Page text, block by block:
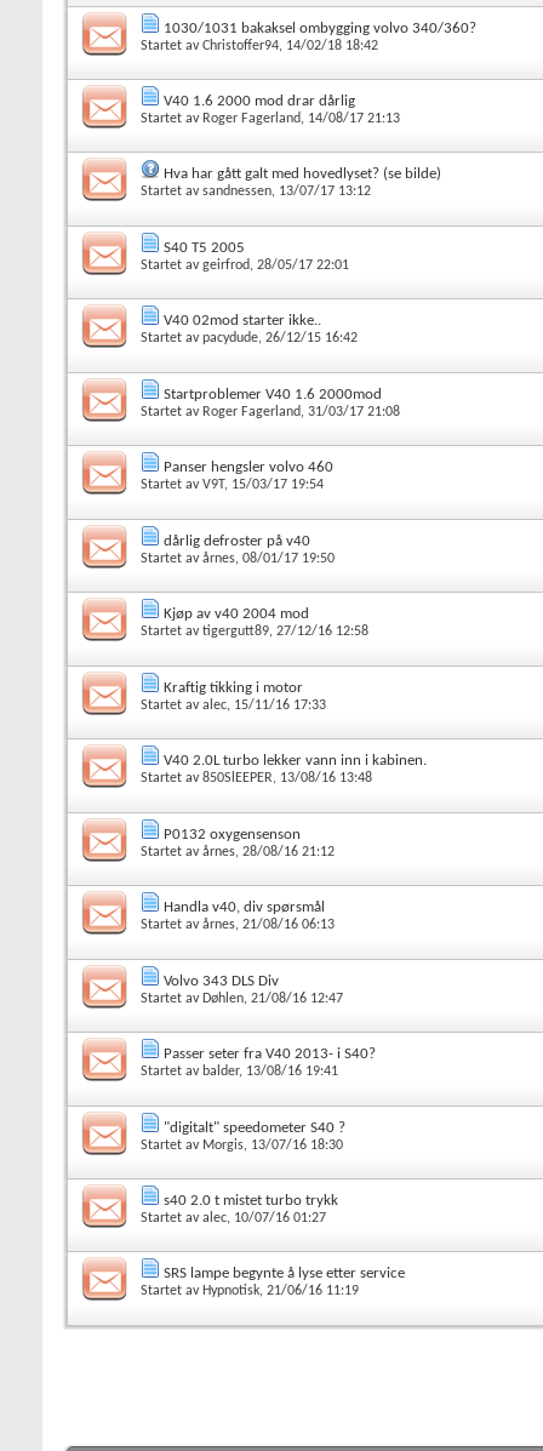
1030/1031 bakaksel ombygging volvo 340/360?
Startet avChristoffer94, 14/02/18 18:42
V40 1.6 2000 mod drar dårlig
Startet av Roger Fagerland, 14/08/17 21:13
Hva har gått galt med hovedlyset? (se bilde)
Startet avsandnessen, 13/07/17 13:12
S40 T5 2005
Startet avgeirfrod, 28/05/17 22:01
V40 02mod starter ikke..
Startet avpacydude, 26/12/15 16:42
Startproblemer V40 1.6 2000mod
Startet av Roger Fagerland, 31/03/17 21:08
Panser hengsler volvo 460
Startet avV9T , 15/03/17 19:54
dårlig defroster på v40
Startet avårnes, 08/01/17 19:50
Kjøp av v40 2004 mod
Startet avtigergutt89, 27/12/16 12:58
Kraftig tikking i motor
Startet avalec, 15/11/16 17:33
V40 2.0L turbo lekker vann inn i kabinen.
Startet av850SlEEPER, 13/08/16 13:48
P0132 oxygensenson
Startet avårnes, 28/08/16 21:12
Handla v40, div spørsmål
Startet avårnes, 21/08/16 06:13
Volvo 343 DLS Div
Startet av Døhlen, 21/08/16 12:47
Passer seter fra V40 2013- i S40?
Startet av balder, 13/08/16 19:41
"digitalt" speedometer S40 ?
Startet av Morgis, 13/07/16 18:30
s40 2.0 t mistet turbo trykk
Startet avalec, 10/07/16 01:27
SRS lampe begynte å lyse etter service
Startet avHypnotisk, 21/06/16 11:19